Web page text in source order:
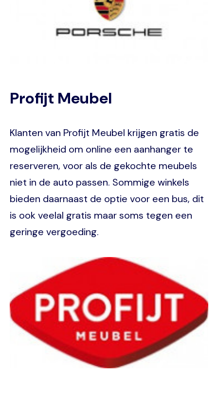
Profijt Meubel
Klanten van Profijt Meubel krijgen gratis de
mogelijkheid om online een aanhanger te
reserveren, voor als de gekochte meubels
niet in de auto passen. Sommige winkels
bieden daarnaast de optie voor een bus, dit
is ook veelal gratis maar soms tegen een
geringe vergoeding.